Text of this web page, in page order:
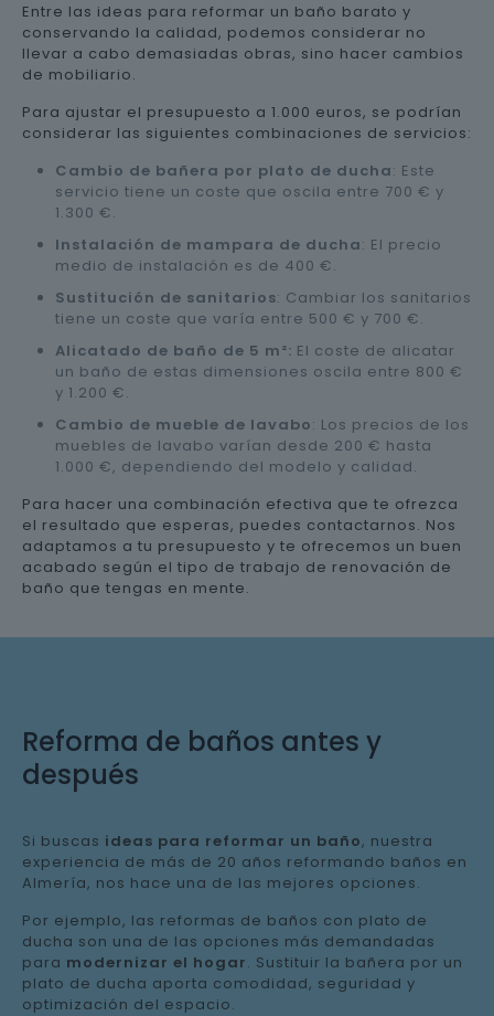
Entre las ideas para reformar un baño barato y
conservando la calidad, podemos considerar no
llevar a cabo demasiadas obras, sino hacer cambios
de mobiliario.
Para ajustar el presupuesto a 1.000 euros, se podrían
considerar las siguientes combinaciones de servicios:
Cambio de bañera por plato de ducha: Este
servicio tiene un coste que oscila entre 700 € y
1.300 €.
Instalación de mampara de ducha: El precio
medio de instalación es de 400 €.
Sustitución de sanitarios: Cambiar los sanitarios
tiene un coste que varía entre 500 € y 700 €.
Alicatado de baño de 5 m²: El coste de alicatar
un baño de estas dimensiones oscila entre 800 €
y 1.200 €.
Cambio de mueble de lavabo: Los precios de los
muebles de lavabo varían desde 200 € hasta
1.000 €, dependiendo del modelo y calidad.
Para hacer una combinación efectiva que te ofrezca
el resultado que esperas, puedes contactarnos. Nos
adaptamos a tu presupuesto y te ofrecemos un buen
acabado según el tipo de trabajo de renovación de
baño que tengas en mente.
Reforma de baños antes y
después
Si buscas ideas para reformar un baño, nuestra
experiencia de más de 20 años reformando baños en
Almería, nos hace una de las mejores opciones.
Por ejemplo, las reformas de baños con plato de
ducha son una de las opciones más demandadas
para modernizar el hogar. Sustituir la bañera por un
plato de ducha aporta comodidad, seguridad y
optimización del espacio.